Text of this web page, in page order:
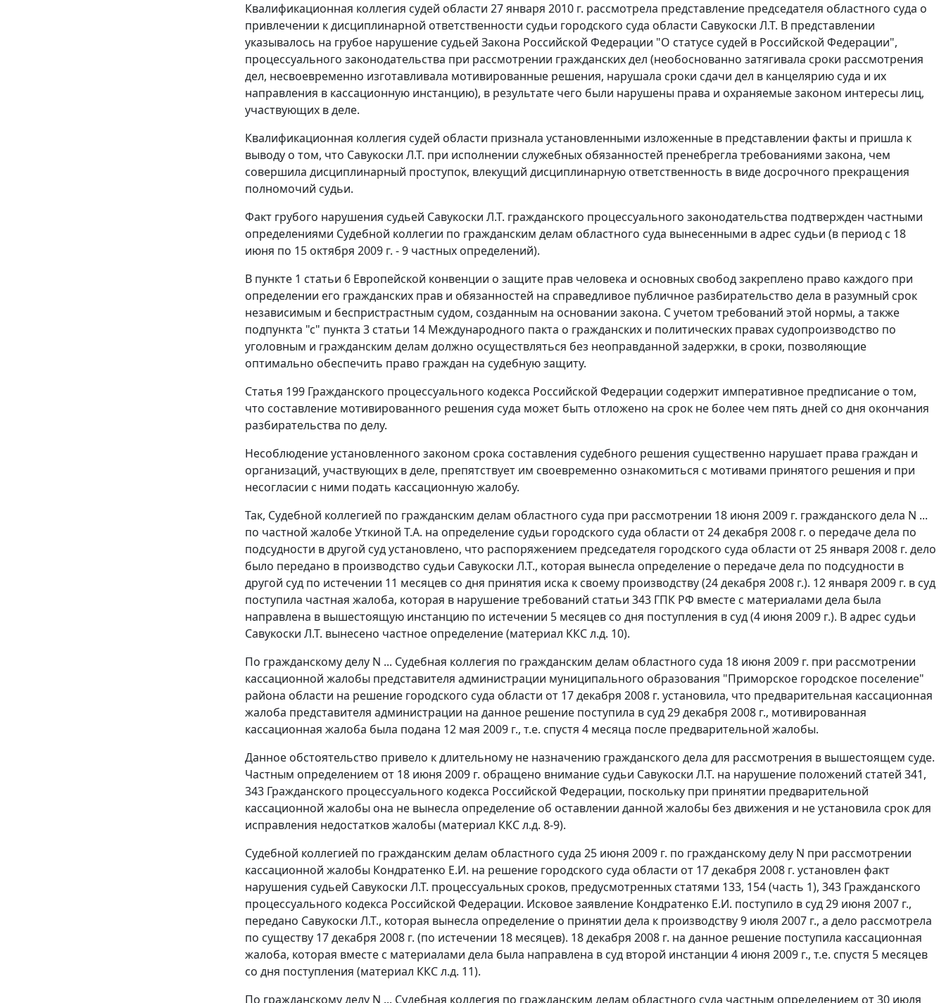
Квалификационная коллегия судей области 27 января 2010 г. рассмотрела представление председателя областного суда о
привлечении к дисциплинарной ответственности судьи городского суда области Савукоски Л.Т. В представлении
указывалось на грубое нарушение судьей Закона Российской Федерации "О статусе судей в Российской Федерации",
процессуального законодательства при рассмотрении гражданских дел (необоснованно затягивала сроки рассмотрения
дел, несвоевременно изготавливала мотивированные решения, нарушала сроки сдачи дел в канцелярию суда и их
направления в кассационную инстанцию), в результате чего были нарушены права и охраняемые законом интересы лиц,
участвующих в деле.
Квалификационная коллегия судей области признала установленными изложенные в представлении факты и пришла к
выводу о том, что Савукоски Л.Т. при исполнении служебных обязанностей пренебрегла требованиями закона, чем
совершила дисциплинарный проступок, влекущий дисциплинарную ответственность в виде досрочного прекращения
полномочий судьи.
Факт грубого нарушения судьей Савукоски Л.Т. гражданского процессуального законодательства подтвержден частными
определениями Судебной коллегии по гражданским делам областного суда вынесенными в адрес судьи (в период с 18
июня по 15 октября 2009 г. - 9 частных определений).
В пункте 1 статьи 6 Европейской конвенции о защите прав человека и основных свобод закреплено право каждого при
определении его гражданских прав и обязанностей на справедливое публичное разбирательство дела в разумный срок
независимым и беспристрастным судом, созданным на основании закона. С учетом требований этой нормы, а также
подпункта "с" пункта 3 статьи 14 Международного пакта о гражданских и политических правах судопроизводство по
уголовным и гражданским делам должно осуществляться без неоправданной задержки, в сроки, позволяющие
оптимально обеспечить право граждан на судебную защиту.
Статья 199 Гражданского процессуального кодекса Российской Федерации содержит императивное предписание о том,
что составление мотивированного решения суда может быть отложено на срок не более чем пять дней со дня окончания
разбирательства по делу.
Несоблюдение установленного законом срока составления судебного решения существенно нарушает права граждан и
организаций, участвующих в деле, препятствует им своевременно ознакомиться с мотивами принятого решения и при
несогласии с ними подать кассационную жалобу.
Так, Судебной коллегией по гражданским делам областного суда при рассмотрении 18 июня 2009 г. гражданского дела N ...
по частной жалобе Уткиной Т.А. на определение судьи городского суда области от 24 декабря 2008 г. о передаче дела по
подсудности в другой суд установлено, что распоряжением председателя городского суда области от 25 января 2008 г. дело
было передано в производство судьи Савукоски Л.Т., которая вынесла определение о передаче дела по подсудности в
другой суд по истечении 11 месяцев со дня принятия иска к своему производству (24 декабря 2008 г.). 12 января 2009 г. в суд
поступила частная жалоба, которая в нарушение требований статьи 343 ГПК РФ вместе с материалами дела была
направлена в вышестоящую инстанцию по истечении 5 месяцев со дня поступления в суд (4 июня 2009 г.). В адрес судьи
Савукоски Л.Т. вынесено частное определение (материал ККС л.д. 10).
По гражданскому делу N ... Судебная коллегия по гражданским делам областного суда 18 июня 2009 г. при рассмотрении
кассационной жалобы представителя администрации муниципального образования "Приморское городское поселение"
района области на решение городского суда области от 17 декабря 2008 г. установила, что предварительная кассационная
жалоба представителя администрации на данное решение поступила в суд 29 декабря 2008 г., мотивированная
кассационная жалоба была подана 12 мая 2009 г., т.е. спустя 4 месяца после предварительной жалобы.
Данное обстоятельство привело к длительному не назначению гражданского дела для рассмотрения в вышестоящем суде.
Частным определением от 18 июня 2009 г. обращено внимание судьи Савукоски Л.Т. на нарушение положений статей 341,
343 Гражданского процессуального кодекса Российской Федерации, поскольку при принятии предварительной
кассационной жалобы она не вынесла определение об оставлении данной жалобы без движения и не установила срок для
исправления недостатков жалобы (материал ККС л.д. 8-9).
Судебной коллегией по гражданским делам областного суда 25 июня 2009 г. по гражданскому делу N при рассмотрении
кассационной жалобы Кондратенко Е.И. на решение городского суда области от 17 декабря 2008 г. установлен факт
нарушения судьей Савукоски Л.Т. процессуальных сроков, предусмотренных статями 133, 154 (часть 1), 343 Гражданского
процессуального кодекса Российской Федерации. Исковое заявление Кондратенко Е.И. поступило в суд 29 июня 2007 г.,
передано Савукоски Л.Т., которая вынесла определение о принятии дела к производству 9 июля 2007 г., а дело рассмотрела
по существу 17 декабря 2008 г. (по истечении 18 месяцев). 18 декабря 2008 г. на данное решение поступила кассационная
жалоба, которая вместе с материалами дела была направлена в суд второй инстанции 4 июня 2009 г., т.е. спустя 5 месяцев
со дня поступления (материал ККС л.д. 11).
По гражданскому делу N ... Судебная коллегия по гражданским делам областного суда частным определением от 30 июля